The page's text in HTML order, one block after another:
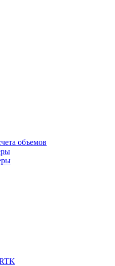
объемов